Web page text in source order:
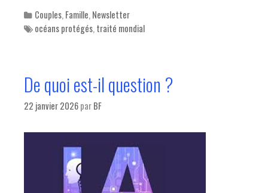
Categories
Couples, Famille, Newsletter
Tags
océans protégés, traité mondial
De quoi est-il question ?
22 janvier 2026parBF